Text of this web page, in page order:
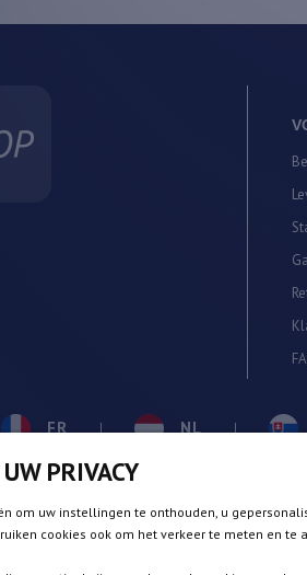
FR NL
PRIVACY
om uw instellingen te onthouden, u
cookies ook om het verkeer te meten en te